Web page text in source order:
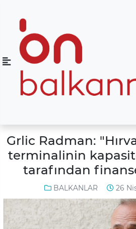
Grlic Radman:
terminalinin
tarafından
BALKANLAR 26